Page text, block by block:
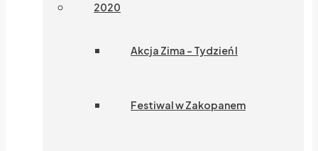
2020
Akcja Zima – Tydzień I
Festiwal w Zakopanem